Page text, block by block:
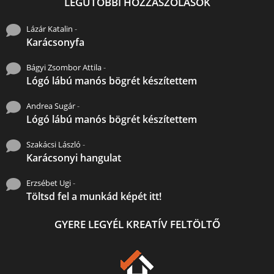
Lázár Katalin -
Karácsonyfa
Bágyi Zsombor Attila-
Lógó lábú manós bögrét készítettem
Andrea Sugár-
Lógó lábú manós bögrét készítettem
Szakácsi László -
Karácsonyi hangulat
Erzsébet Ugi-
Töltsd fel a munkád képét itt!
GYERE LEGYÉL KREATÍV FELTÖLTŐ